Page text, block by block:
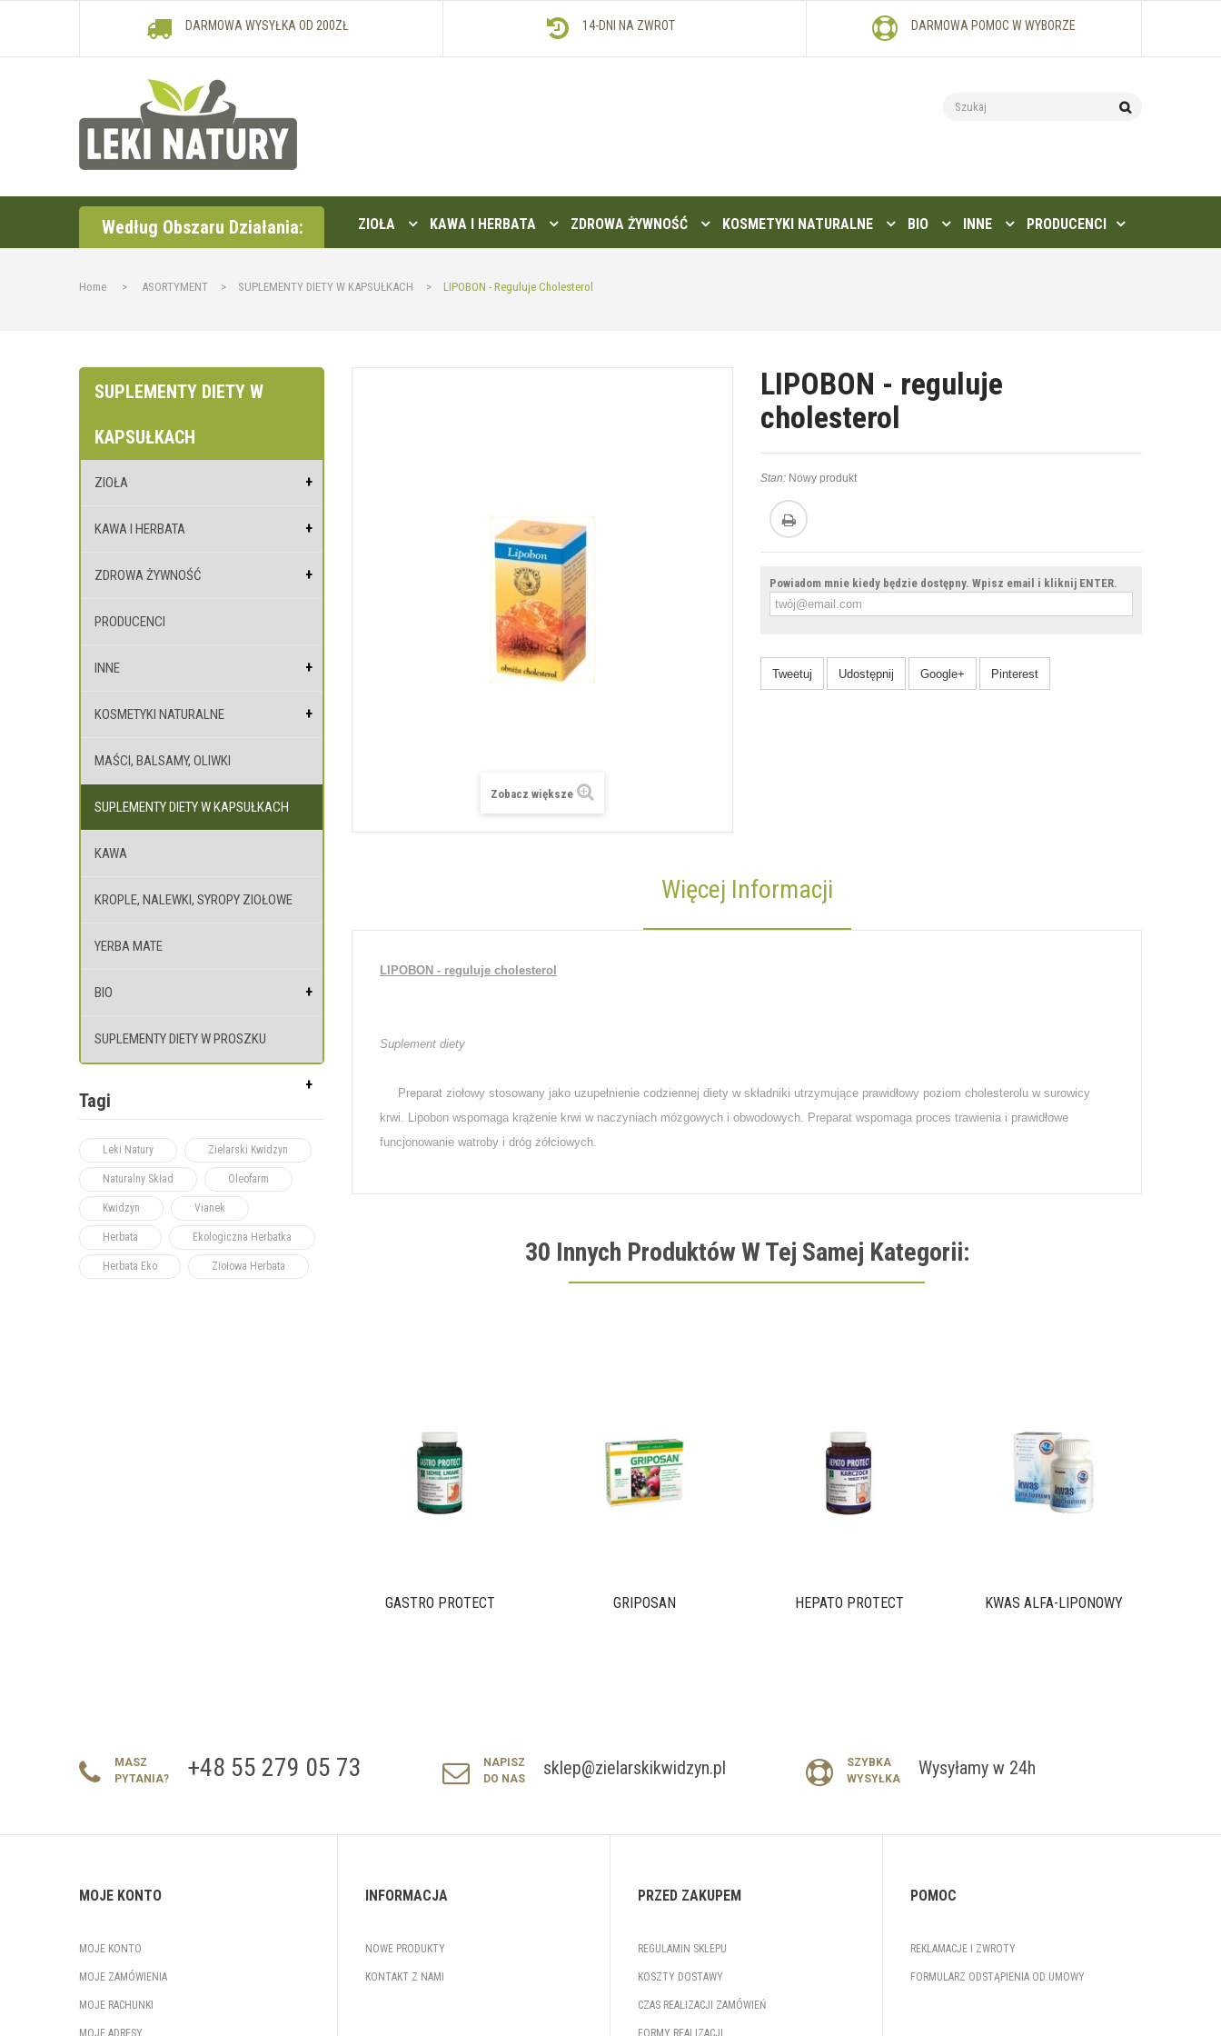
DARMOWA WYSYŁKA OD 200ZŁ 14-DNI NA ZWROT DARMOWA POMOC W WYBORZE
Według Obszaru Działania: ZIOŁA KAWA I HERBATA ZDROWA ŻYWNOŚĆ KOSMETYKI NATURALNE BIO INNE PRODUCENCI
Home > ASORTYMENT > SUPLEMENTY DIETY W KAPSUŁKACH > LIPOBON - Reguluje Cholesterol
SUPLEMENTY DIETY W
KAPSUŁKACH
ZIOŁA
KAWA I HERBATA
ZDROWA ŻYWNOŚĆ
PRODUCENCI
INNE
KOSMETYKI NATURALNE
MAŚCI, BALSAMY, OLIWKI
SUPLEMENTY DIETY W KAPSUŁKACH
KAWA
KROPLE, NALEWKI, SYROPY ZIOŁOWE
YERBA MATE
BIO
SUPLEMENTY DIETY W PROSZKU
Tagi
Leki Natury Zielarski Kwidzyn
Naturalny Skład Oleofarm
Kwidzyn Vianek
Herbata Ekologiczna Herbatka
Herbata Eko Ziołowa Herbata
Zobacz większe
LIPOBON - reguluje
cholesterol
Stan: Nowy produkt
Powiadom mnie kiedy będzie dostępny. Wpisz email i kliknij ENTER.
Tweetuj Udostępnij Google+ Pinterest
Więcej Informacji
LIPOBON - reguluje cholesterol
Suplement diety
Preparat ziołowy stosowany jako uzupełnienie codziennej diety w składniki utrzymujące prawidłowy poziom cholesterolu w surowicy
krwi. Lipobon wspomaga krążenie krwi w naczyniach mózgowych i obwodowych. Preparat wspomaga proces trawienia i prawidłowe
funcjonowanie watroby i dróg żółciowych.
30 Innych Produktów W Tej Samej Kategorii:
GASTRO PROTECT GRIPOSAN HEPATO PROTECT KWAS ALFA-LIPONOWY
MASZ
PYTANIA?
+48 55 279 05 73
NAPISZ
DO NAS
sklep@zielarskikwidzyn.pl
SZYBKA
WYSYŁKA
Wysyłamy w 24h
MOJE KONTO
MOJE KONTO
MOJE ZAMÓWIENIA
MOJE RACHUNKI
MOJE ADRESY
INFORMACJA
NOWE PRODUKTY
KONTAKT Z NAMI
PRZED ZAKUPEM
REGULAMIN SKLEPU
KOSZTY DOSTAWY
CZAS REALIZACJI ZAMÓWIEŃ
FORMY REALIZACJI
POMOC
REKLAMACJE I ZWROTY
FORMULARZ ODSTĄPIENIA OD UMOWY